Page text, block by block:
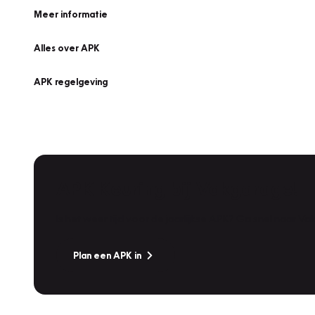
Meer informatie
Alles over APK
APK regelgeving
Plan een APK in